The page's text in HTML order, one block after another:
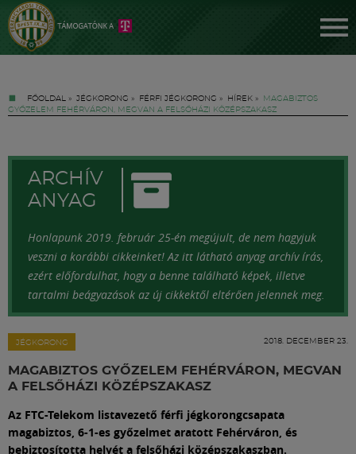
FŐOLDAL » JÉGKORONG » FÉRFI JÉGKORONG » HÍREK »
MAGABIZTOS
GYŐZELEM FEHÉRVÁRON, MEGVAN A FELSŐHÁZI KÖZÉPSZAKASZ
ARCHÍV
ANYAG
Honlapunk 2019. február 25-én megújult, de nem hagyjuk
veszni a korábbi cikkeinket! Az itt látható anyag archív írás,
ezért előfordulhat, hogy a benne található képek, illetve
tartalmi beágyazások az új cikkektől eltérően jelennek meg.
JÉGKORONG 2018. DECEMBER 23.
MAGABIZTOS GYŐZELEM FEHÉRVÁRON, MEGVAN
A FELSŐHÁZI KÖZÉPSZAKASZ
Az FTC-Telekom listavezető férfi jégkorongcsapata
magabiztos, 6-1-es győzelmet aratott Fehérváron, és
bebiztosította helyét a felsőházi középszakaszban.
Jegyek
FM YouTube +
Hírek
Labdarúgás
Szakosztályok